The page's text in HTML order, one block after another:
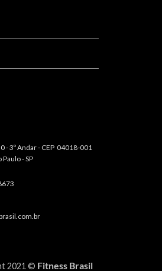
- 3º Andar - CEP 04018-001
Paulo - SP
2021 © Fitness Brasil